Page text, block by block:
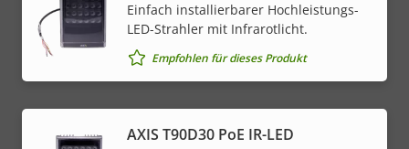
Einfach installierbarer Hochleistungs-
LED-Strahler mit Infrarotlicht.
Empfohlen für dieses Produkt
AXIS T90D30 PoE IR-LED